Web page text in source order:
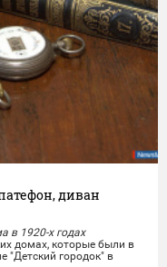
диван
в 1920-х годах
домах, которые были в
"Детский городок" в